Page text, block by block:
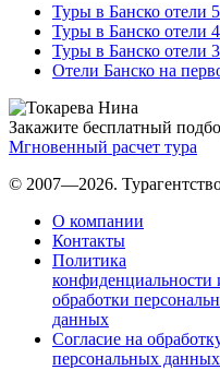
Туры в Банско отели 5
Туры в Банско отели
Туры в Банско отели
Отели Банско на
Закажите бесплатный
Мгновенный расчет тура
© 2007—2026.
О компании
Контакты
Политика
конфиденциальности
обработки
данных
Согласие на
персональных данных